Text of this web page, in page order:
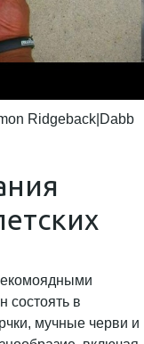
Ridgeback|Dabb
состоять в
мучные черви и